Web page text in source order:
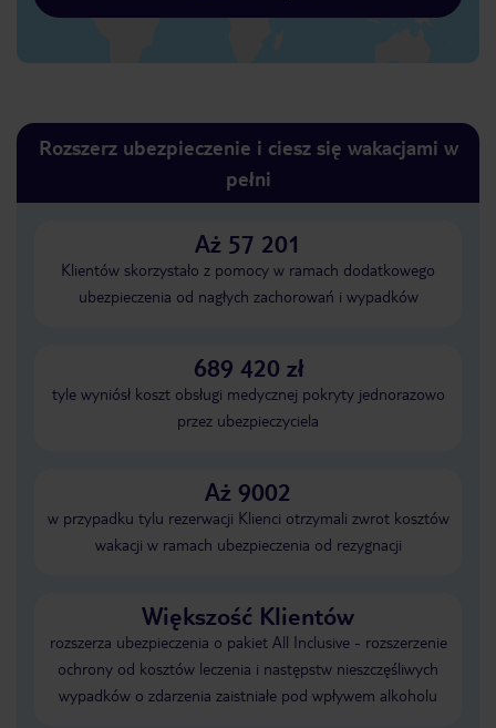
Rozszerz ubezpieczenie i ciesz się wakacjami w
pełni
Aż 57 201
Klientów skorzystało z pomocy w ramach dodatkowego
ubezpieczenia od nagłych zachorowań i wypadków
689 420 zł
tyle wyniósł koszt obsługi medycznej pokryty jednorazowo
przez ubezpieczyciela
Aż 9002
w przypadku tylu rezerwacji Klienci otrzymali zwrot kosztów
wakacji w ramach ubezpieczenia od rezygnacji
Większość Klientów
rozszerza ubezpieczenia o pakiet All Inclusive - rozszerzenie
ochrony od kosztów leczenia i następstw nieszczęśliwych
wypadków o zdarzenia zaistniałe pod wpływem alkoholu